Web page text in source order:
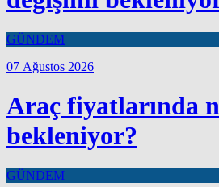
GÜNDEM
07 Ağustos 2026
Araç fiyatlarında
bekleniyor?
GÜNDEM